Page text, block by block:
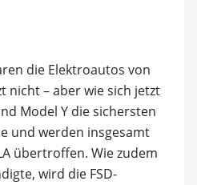
die Elektroautos von
nicht – aber wie sich jetzt
Model Y die sichersten
und werden insgesamt
übertroffen. Wie zudem
wird die FSD-